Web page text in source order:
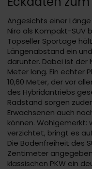
Angesichts einer
Niro als Kompakt-SUV
Topseller Sportage
Längenabstand ein
darunter. Dabei ist der
Meter lang. Ein echter
10,60 Meter, der vor
des Hybridantriebs
Radstand sorgen
Erwachsenen auch
können. Wohlgemerkt:
verzichtet, bringt es
Die Bodenfreiheit des
Zentimeter
klassischen PKW ein